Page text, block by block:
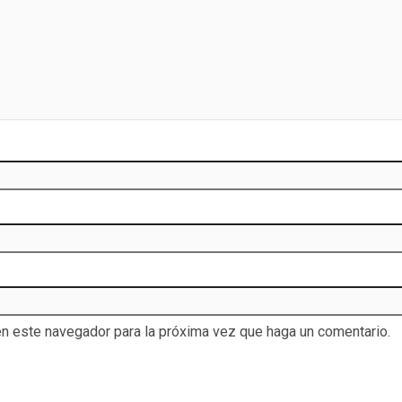
navegador para la próxima vez que haga un comentario.